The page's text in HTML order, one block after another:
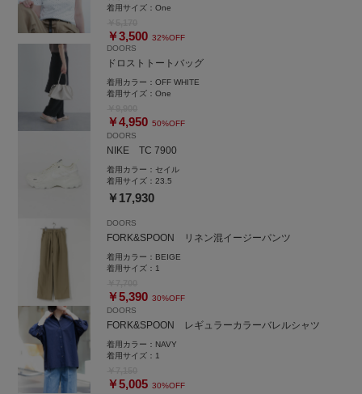
着用サイズ：One
￥3,500 32%OFF
DOORS
ドロストトートバッグ
着用カラー：OFF WHITE
着用サイズ：One
￥4,950 50%OFF
DOORS
NIKE TC 7900
着用カラー：セイル
着用サイズ：23.5
￥17,930
DOORS
FORK&SPOON リネン混イージーパンツ
着用カラー： BEIGE
着用サイズ： 1
￥5,390 30%OFF
DOORS
FORK&SPOON レギュラーカラーバレルシャツ
着用カラー： NAVY
着用サイズ： 1
￥5,005 30%OFF